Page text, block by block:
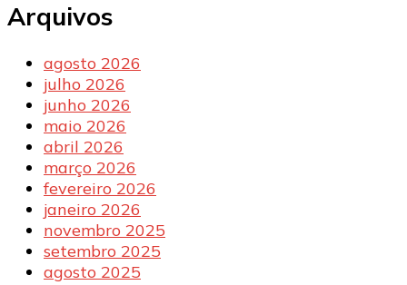
Arquivos
agosto 2026
julho 2026
junho 2026
maio 2026
abril 2026
março 2026
fevereiro 2026
janeiro 2026
novembro 2025
setembro 2025
agosto 2025